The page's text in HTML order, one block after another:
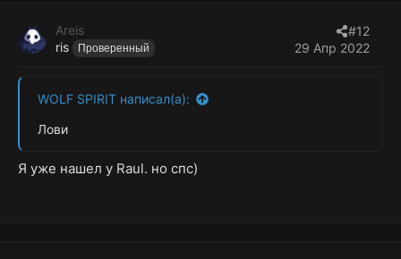
и
и
Areis
ris
Проверенный 29 Апр 2022
#12
WOLF SPIRIT написал(а):
Лови
Я уже нашел у Raul. но спс)